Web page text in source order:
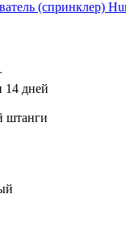
14 дней
штанги